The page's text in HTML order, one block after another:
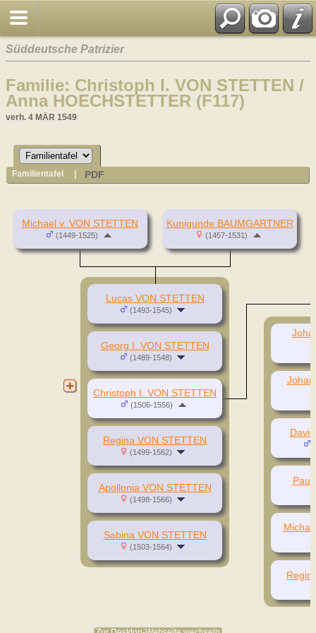
Süddeutsche Patrizier
Familie: Christoph I. VON STETTEN /
Anna HOECHSTETTER (F117)
verh. 4 MÄR 1549
Familientafel PDF
Michael v. VON STETTEN
(1449-1525)
Kunigunde BAUMGARTNER
(1457-1531)
Lucas VON STETTEN
(1493-1545)
Georg I. VON STETTEN
(1489-1548)
Regina VON STETTEN
(1499-1562)
Apollonia VON STETTEN
(1498-1566)
Sabina VON STETTEN
(1503-1564)
Christoph I. VON STETTEN
(1506-1556)
Paul